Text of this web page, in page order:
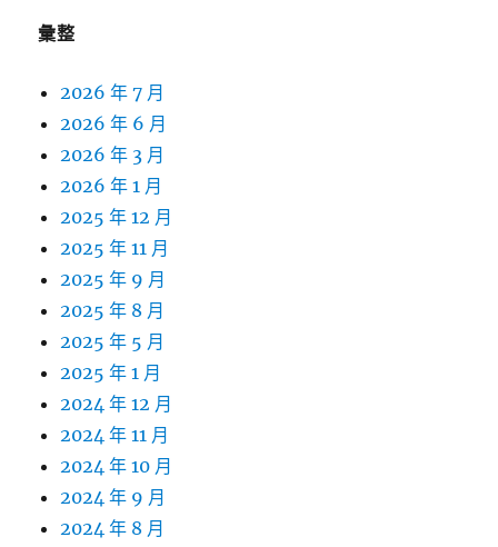
彙整
2026 年 7 月
2026 年 6 月
2026 年 3 月
2026 年 1 月
2025 年 12 月
2025 年 11 月
2025 年 9 月
2025 年 8 月
2025 年 5 月
2025 年 1 月
2024 年 12 月
2024 年 11 月
2024 年 10 月
2024 年 9 月
2024 年 8 月